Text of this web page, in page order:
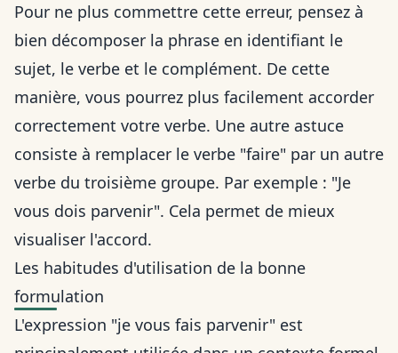
Pour ne plus commettre cette erreur, pensez à
bien décomposer la phrase en identifiant le
sujet, le verbe et le complément. De cette
manière, vous pourrez plus facilement accorder
correctement votre verbe. Une autre astuce
consiste à remplacer le verbe "faire" par un autre
verbe du troisième groupe. Par exemple : "Je
vous dois parvenir". Cela permet de mieux
visualiser l'accord.
Les habitudes d'utilisation de la bonne
formulation
L'expression "je vous fais parvenir" est